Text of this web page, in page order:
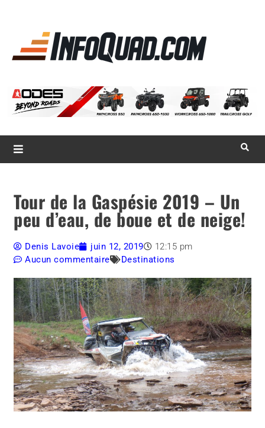
Magazine InfoQuad.com
Tour de la Gaspésie 2019 – Un
peu d’eau, de boue et de neige!
Denis Lavoie juin 12, 2019
12:15 pm
Aucun commentaire
Destinations